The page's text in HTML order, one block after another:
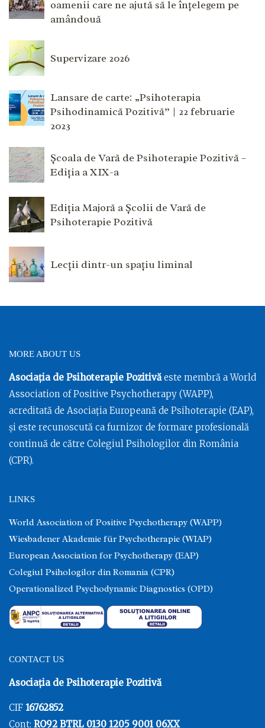
oamenii care ne ajută să le înțelegem pe
amândouă
Supervizare 2026
Lansare de carte: „Psihoterapia
Psihodinamică Pozitivă” | 22 februarie
2023
Școala de Vară de Psihoterapie Pozitivă –
Ediția a XIX-a
Ediția Majoră a Școlii de Vară de
Psihoterapie Pozitivă
Lecții dintr-un spațiu liminal
MORE ABOUT US
Asociația de Psihoterapie Pozitivăeste membră a World
Association of Positive Psychotherapy (WAPP),
acreditată de Asociația Europeană de Psihoterapie (EAP),
și este recunoscută ca furnizor de formare profesională
continuă de către Colegiul Psihologilor din România
(CPR).
LINKS
World Association of Positive Psychotherapy (WAPP)
Wiesbadener Akademie für Psychotherapie (WIAP)
European Association for Psychotherapy (EAP)
Colegiul Psihologilor din Romania (CPR)
Operationalized Psychodynamic Diagnostics (OPD)
CONTACT US
Asociația de Psihoterapie Pozitivă
CIF 16762852
Cont: RO92 BTRL 0130 1205 9001 06XX